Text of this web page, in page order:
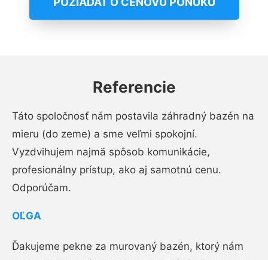
Referencie
Táto spoločnosť nám postavila záhradný bazén na
mieru (do zeme) a sme veľmi spokojní.
Vyzdvihujem najmä spôsob komunikácie,
profesionálny prístup, ako aj samotnú cenu.
Odporúčam.
OĽGA
Ďakujeme pekne za murovaný bazén, ktorý nám